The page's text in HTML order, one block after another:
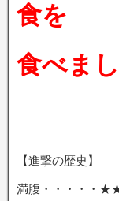
食を
食べま
【進撃の歴史】
満腹・・・・・